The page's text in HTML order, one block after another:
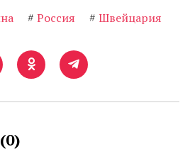
# Россия # Швейцария
0)